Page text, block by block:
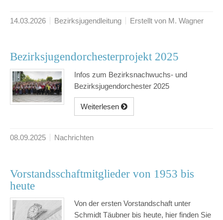
14.03.2026 Bezirksjugendleitung Erstellt von M. Wagner
Bezirksjugendorchesterprojekt 2025
Infos zum Bezirksnachwuchs- und
Bezirksjugendorchester 2025
Weiterlesen
08.09.2025 Nachrichten
Vorstandsschaftmitglieder von 1953 bis
heute
Von der ersten Vorstandschaft unter
Schmidt Täubner bis heute, hier finden Sie